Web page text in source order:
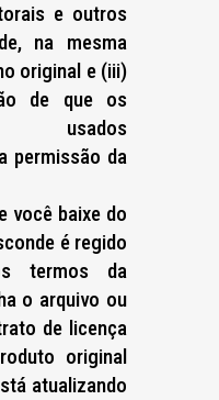
e outros
na mesma
original e (iii)
de que os
usados
permissão da
você baixe do
é regido
termos da
o arquivo ou
de licença
original
atualizando